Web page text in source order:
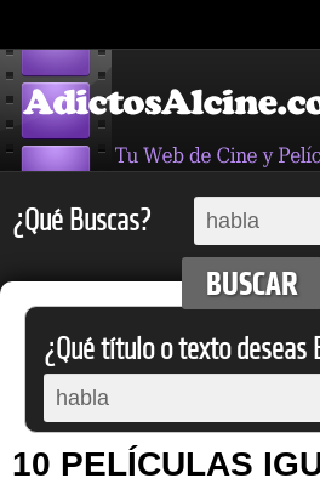
¿Qué Buscas?
¿Qué título o texto deseas
10 PELÍCULAS